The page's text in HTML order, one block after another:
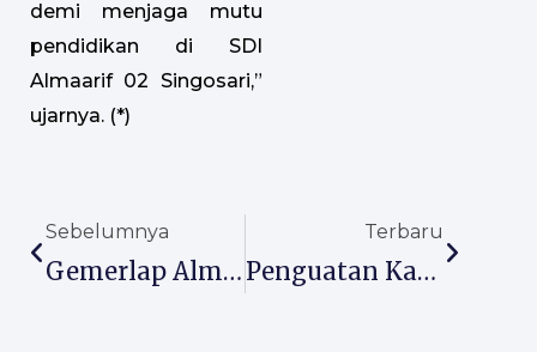
demi menjaga mutu
pendidikan di SDI
Almaarif 02 Singosari,”
ujarnya. (*)
Sebelumnya
Gemerlap Alma Fest 2026, Siswa MA Almaarif Singosari Tampil Kreatif Dan Inspiratif
Terbaru
Penguatan Kader Adiwiyata Dan Warga SMPI Almaarif 01 Singosari Menuju Adiwiyata Nasional Bersama Dinas Lingkungan Hidup Kab Malang